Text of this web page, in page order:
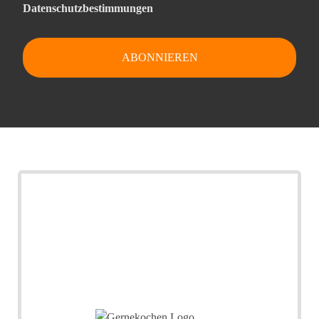
Datenschutzbestimmungen